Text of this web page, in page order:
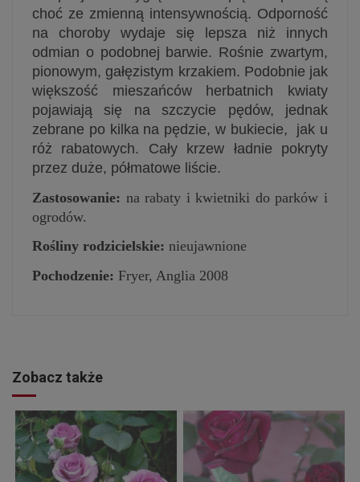
choć ze zmienną intensywnością. Odporność
na choroby wydaje się lepsza niż innych
odmian o podobnej barwie. Rośnie zwartym,
pionowym, gałęzistym krzakiem. Podobnie jak
większość mieszańców herbatnich kwiaty
pojawiają się na szczycie pędów, jednak
zebrane po kilka na pędzie, w bukiecie, jak u
róż rabatowych. Cały krzew ładnie pokryty
przez duże, półmatowe liście.
Zastosowanie: na rabaty i kwietniki do parków i
ogrodów.
Rośliny rodzicielskie: nieujawnione
Pochodzenie: Fryer, Anglia 2008
Zobacz także